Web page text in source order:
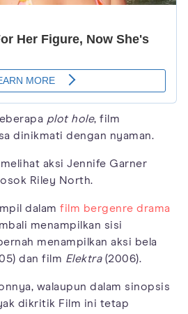
plot hole, film
dinikmati dengan nyaman.
aksi Jennife Garner
Riley North.
dalam film bergenre drama
menampilkan sisi
menampilkan aksi bela
dan film Elektra(2006).
walaupun dalam sinopsis
dikritik Film ini tetap